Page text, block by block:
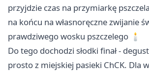
przyjdzie czas na przymiarkę
na końcu na własnoręczne zwijanie
prawdziwego wosku pszczelego 🕯️
Do tego dochodzi słodki finał -
prosto z miejskiej pasieki ChCK. Dla